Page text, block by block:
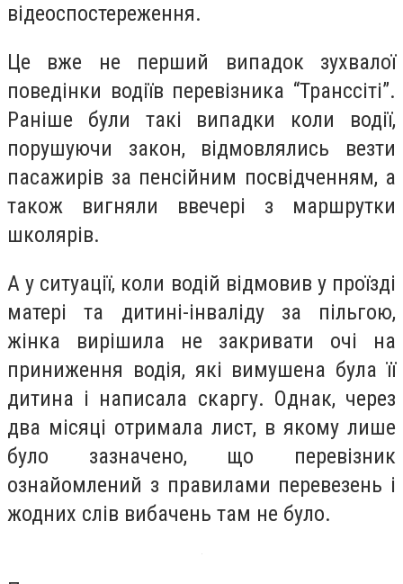
відеоспостереження.
Це вже не перший випадок зухвалої
поведінки водіїв перевізника “Транссіті”.
Раніше були такі випадки коли водії,
порушуючи закон, відмовлялись везти
пасажирів за пенсійним посвідченням, а
також вигняли ввечері з маршрутки
школярів.
А у ситуації, коли водій відмовив у проїзді
матері та дитині-інваліду за пільгою,
жінка вирішила не закривати очі на
приниження водія, які вимушена була її
дитина і написала скаргу. Однак, через
два місяці отримала лист, в якому лише
було зазначено, що перевізник
ознайомлений з правилами перевезень і
жодних слів вибачень там не було.